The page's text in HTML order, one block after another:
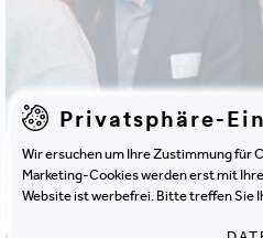
Privatsphäre-
Wir ersuchen um Ihre Zustimmung für
Marketing-Cookies werden erst mit
Website ist werbefrei. Bitte treffen Sie